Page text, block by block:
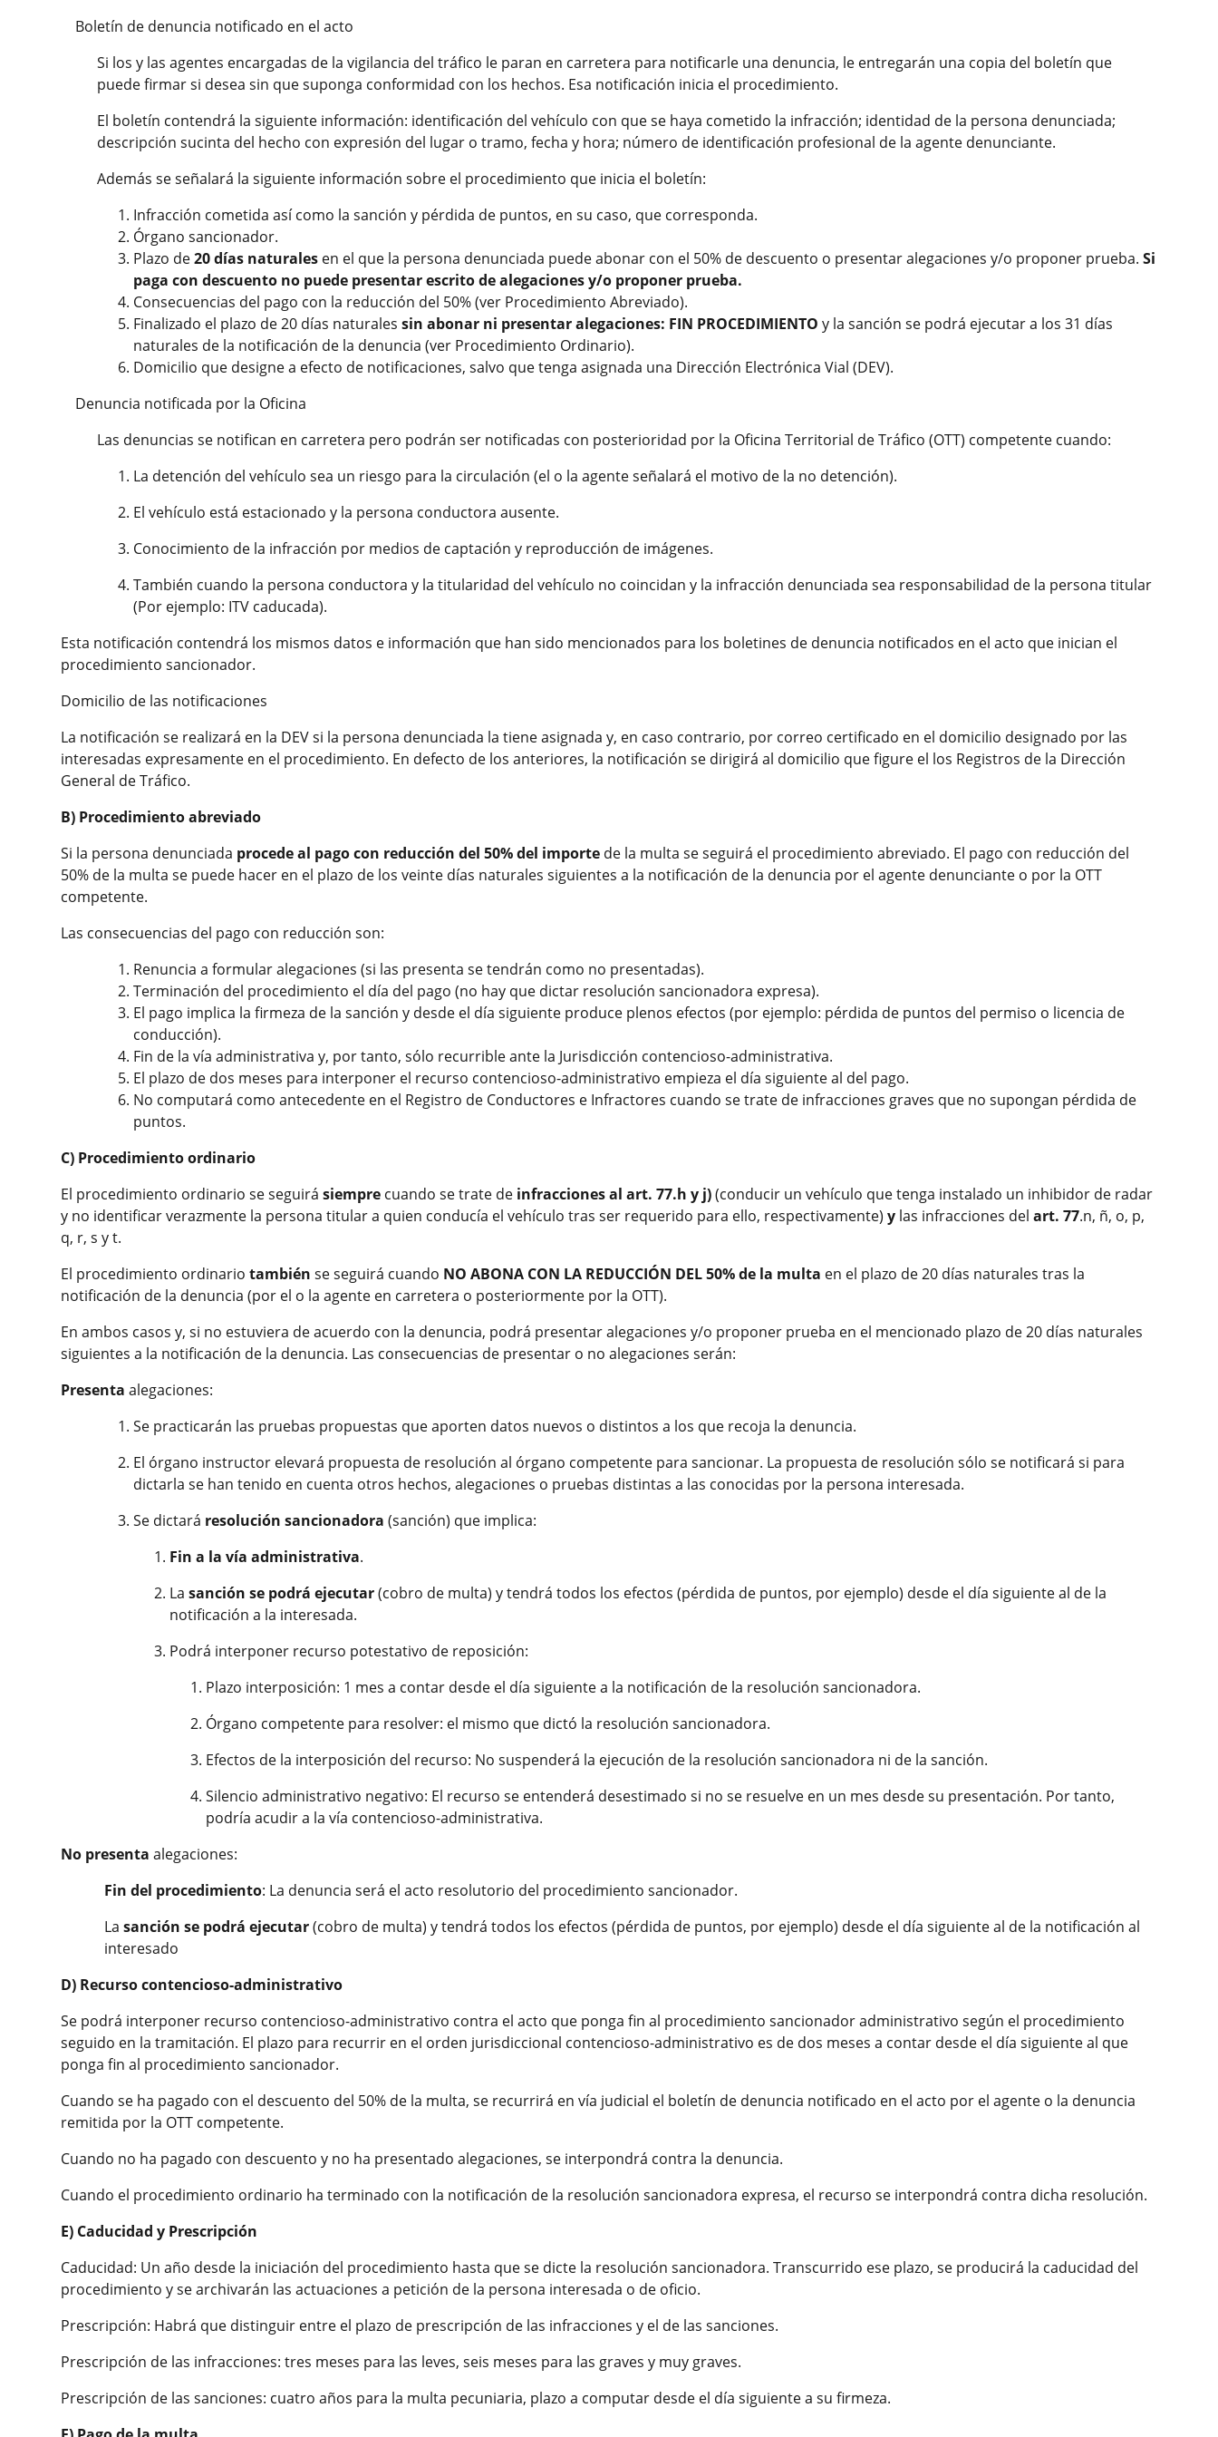
Boletín de denuncia notificado en el acto
Si los y las agentes encargadas de la vigilancia del tráfico le paran en carretera para notificarle una denuncia, le entregarán una copia del boletín que
puede firmar si desea sin que suponga conformidad con los hechos. Esa notificación inicia el procedimiento.
El boletín contendrá la siguiente información: identificación del vehículo con que se haya cometido la infracción; identidad de la persona denunciada;
descripción sucinta del hecho con expresión del lugar o tramo, fecha y hora; número de identificación profesional de la agente denunciante.
Además se señalará la siguiente información sobre el procedimiento que inicia el boletín:
Infracción cometida así como la sanción y pérdida de puntos, en su caso, que corresponda.
Órgano sancionador.
Plazo de20 días naturales en el que la persona denunciada puede abonar con el 50% de descuento o presentar alegaciones y/o proponer prueba. Si
paga con descuento no puede presentar escrito de alegaciones y/o proponer prueba.
Consecuencias del pago con la reducción del 50% (ver Procedimiento Abreviado).
Finalizado el plazo de 20 días naturales sin abonar ni presentar alegaciones: FIN PROCEDIMIENTO y la sanción se podrá ejecutar a los 31 días
naturales de la notificación de la denuncia (ver Procedimiento Ordinario).
Domicilio que designe a efecto de notificaciones, salvo que tenga asignada una Dirección Electrónica Vial (DEV).
Denuncia notificada por la Oficina
Las denuncias se notifican en carretera pero podrán ser notificadas con posterioridad por la Oficina Territorial de Tráfico (OTT) competente cuando:
La detención del vehículo sea un riesgo para la circulación (el o la agente señalará el motivo de la no detención).
El vehículo está estacionado y la persona conductora ausente.
Conocimiento de la infracción por medios de captación y reproducción de imágenes.
También cuando la persona conductora y la titularidad del vehículo no coincidan y la infracción denunciada sea responsabilidad de la persona titular
(Por ejemplo: ITV caducada).
Esta notificación contendrá los mismos datos e información que han sido mencionados para los boletines de denuncia notificados en el acto que inician el
procedimiento sancionador.
Domicilio de las notificaciones
La notificación se realizará en la DEV si la persona denunciada la tiene asignada y, en caso contrario, por correo certificado en el domicilio designado por las
interesadas expresamente en el procedimiento. En defecto de los anteriores, la notificación se dirigirá al domicilio que figure el los Registros de la Dirección
General de Tráfico.
B) Procedimiento abreviado
Si la persona denunciada procede al pago con reducción del 50% del importe de la multa se seguirá el procedimiento abreviado. El pago con reducción del
50% de la multa se puede hacer en el plazo de los veinte días naturales siguientes a la notificación de la denuncia por el agente denunciante o por la OTT
competente.
Las consecuencias del pago con reducción son:
Renuncia a formular alegaciones (si las presenta se tendrán como no presentadas).
Terminación del procedimiento el día del pago (no hay que dictar resolución sancionadora expresa).
El pago implica la firmeza de la sanción y desde el día siguiente produce plenos efectos (por ejemplo: pérdida de puntos del permiso o licencia de
conducción).
Fin de la vía administrativa y, por tanto, sólo recurrible ante la Jurisdicción contencioso-administrativa.
El plazo de dos meses para interponer el recurso contencioso-administrativo empieza el día siguiente al del pago.
No computará como antecedente en el Registro de Conductores e Infractores cuando se trate de infracciones graves que no supongan pérdida de
puntos.
C) Procedimiento ordinario
El procedimiento ordinario se seguirá siempre cuando se trate de infracciones al art. 77.h y j)(conducir un vehículo que tenga instalado un inhibidor de radar
y no identificar verazmente la persona titular a quien conducía el vehículo tras ser requerido para ello, respectivamente) y las infracciones del art. 77.n, ñ, o, p,
q, r, s y t.
El procedimiento ordinario también se seguirá cuando NO ABONA CON LA REDUCCIÓN DEL 50% de la multa en el plazo de 20 días naturales tras la
notificación de la denuncia (por el o la agente en carretera o posteriormente por la OTT).
En ambos casos y, si no estuviera de acuerdo con la denuncia, podrá presentar alegaciones y/o proponer prueba en el mencionado plazo de 20 días naturales
siguientes a la notificación de la denuncia. Las consecuencias de presentar o no alegaciones serán:
Presenta alegaciones:
Se practicarán las pruebas propuestas que aporten datos nuevos o distintos a los que recoja la denuncia.
El órgano instructor elevará propuesta de resolución al órgano competente para sancionar. La propuesta de resolución sólo se notificará si para
dictarla se han tenido en cuenta otros hechos, alegaciones o pruebas distintas a las conocidas por la persona interesada.
Se dictará resolución sancionadora (sanción) que implica:
Fin a la vía administrativa.
La sanción se podrá ejecutar(cobro de multa) y tendrá todos los efectos (pérdida de puntos, por ejemplo) desde el día siguiente al de la
notificación a la interesada.
Podrá interponer recurso potestativo de reposición:
Plazo interposición: 1 mes a contar desde el día siguiente a la notificación de la resolución sancionadora.
Órgano competente para resolver: el mismo que dictó la resolución sancionadora.
Efectos de la interposición del recurso: No suspenderá la ejecución de la resolución sancionadora ni de la sanción.
Silencio administrativo negativo: El recurso se entenderá desestimado si no se resuelve en un mes desde su presentación. Por tanto,
podría acudir a la vía contencioso-administrativa.
No presenta alegaciones:
Fin del procedimiento: La denuncia será el acto resolutorio del procedimiento sancionador.
La sanción se podrá ejecutar(cobro de multa) y tendrá todos los efectos (pérdida de puntos, por ejemplo) desde el día siguiente al de la notificación al
interesado
D) Recurso contencioso-administrativo
Se podrá interponer recurso contencioso-administrativo contra el acto que ponga fin al procedimiento sancionador administrativo según el procedimiento
seguido en la tramitación. El plazo para recurrir en el orden jurisdiccional contencioso-administrativo es de dos meses a contar desde el día siguiente al que
ponga fin al procedimiento sancionador.
Cuando se ha pagado con el descuento del 50% de la multa, se recurrirá en vía judicial el boletín de denuncia notificado en el acto por el agente o la denuncia
remitida por la OTT competente.
Cuando no ha pagado con descuento y no ha presentado alegaciones, se interpondrá contra la denuncia.
Cuando el procedimiento ordinario ha terminado con la notificación de la resolución sancionadora expresa, el recurso se interpondrá contra dicha resolución.
E) Caducidad y Prescripción
Caducidad: Un año desde la iniciación del procedimiento hasta que se dicte la resolución sancionadora. Transcurrido ese plazo, se producirá la caducidad del
procedimiento y se archivarán las actuaciones a petición de la persona interesada o de oficio.
Prescripción: Habrá que distinguir entre el plazo de prescripción de las infracciones y el de las sanciones.
Prescripción de las infracciones: tres meses para las leves, seis meses para las graves y muy graves.
Prescripción de las sanciones: cuatro años para la multa pecuniaria, plazo a computar desde el día siguiente a su firmeza.